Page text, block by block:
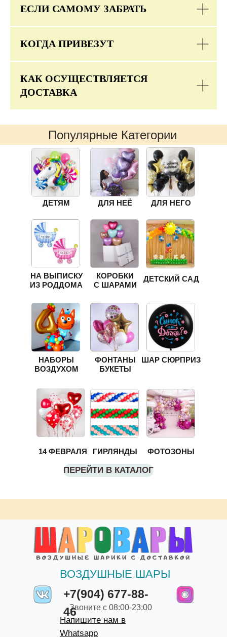
ЕСЛИ САМОМУ ЗАБРАТЬ
КОГДА ПРИВЕЗУТ
КАК ОСУЩЕСТВЛЯЕТСЯ
ДОСТАВКА
Популярные Категории
ФОНТАНЫ
БУКЕТЫ
ДЛЯ НЕЁ ДЛЯ НЕГО
ДЕТЯМ
НА ВЫПИСКУ
ИЗ РОДДОМА
ШАР СЮРПРИЗ
ГИРЛЯНДЫ
ПЕРЕЙТИ В КАТАЛОГ
ФОТОЗОНЫ
КОРОБКИ
С ШАРАМИ
14 ФЕВРАЛЯ
НАБОРЫ
ВОЗДУХОМ
ДЕТСКИЙ САД
+7(904) 677-88-
46
ВОЗДУШНЫЕ ШАРЫ
Звоните с 08:00-23:00
Напишите нам в
Whatsapp